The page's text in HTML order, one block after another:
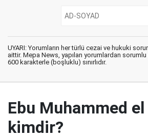
UYARI: Yorumların her türlü cezai ve hukuki
aittir. Mepa News, yapılan yorumlardan
600 karakterle (boşluklu) sınırlıdır.
Ebu Muhammed el
kimdir?